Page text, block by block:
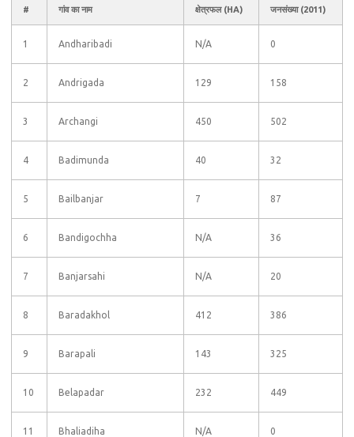
# गांव का नाम क्षेत्रफल (HA) जनसंख्या (2011)
1 Andharibadi N/A 0
2 Andrigada 129 158
3 Archangi 450 502
4 Badimunda 40 32
5 Bailbanjar 7 87
6 Bandigochha N/A 36
7 Banjarsahi N/A 20
8 Baradakhol 412 386
9 Barapali 143 325
10 Belapadar 232 449
11 Bhaliadiha N/A 0